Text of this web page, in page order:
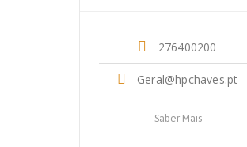
276400200
Geral@hpchaves.pt
Saber Mais